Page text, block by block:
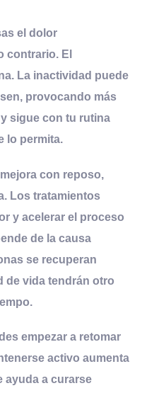
el dolor
contrario. El
La inactividad puede
provocando más
sigue con tu rutina
lo permita.
con reposo,
Los tratamientos
y acelerar el proceso
de la causa
se recuperan
de vida tendrán otro
empezar a retomar
activo aumenta
ayuda a curarse